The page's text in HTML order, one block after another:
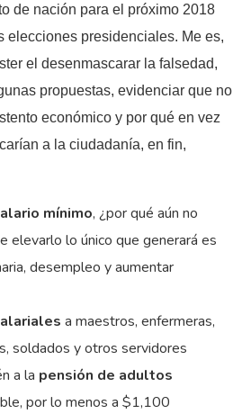
de nación para el próximo 2018
elecciones presidenciales. Me es,
el desenmascarar la falsedad,
propuestas, evidenciar que no
económico y por qué en vez
a la ciudadanía, en fin,
mínimo, ¿por qué aún no
elevarlo lo único que generará es
desempleo y aumentar
a maestros, enfermeras,
soldados y otros servidores
a la pensión de adultos
por lo menos a $1,100